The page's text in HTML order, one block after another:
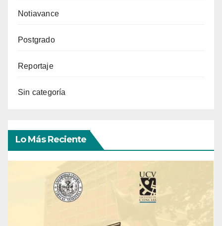
Notiavance
Postgrado
Reportaje
Sin categoría
Lo Más Reciente